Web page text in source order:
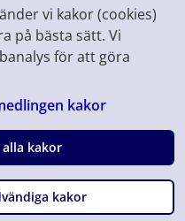
vi kakor (cookies)
på bästa sätt. Vi
för att göra
kakor
alla kakor
kakor
Youtube Instagram